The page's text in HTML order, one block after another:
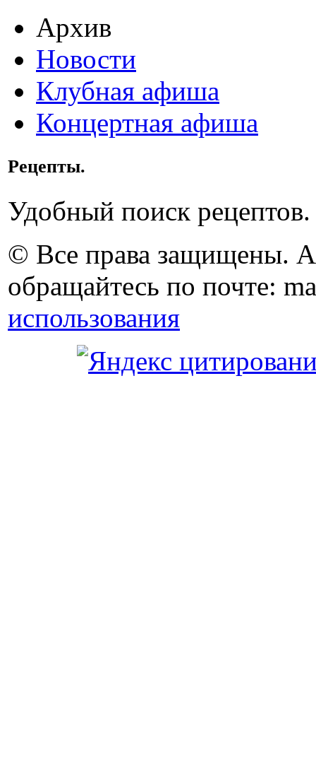
Архив
Новости
Клубная афиша
Концертная афиша
Рецепты.
Удобный поиск рецептов.
© Все права защищены.
обращайтесь по почте:
использования